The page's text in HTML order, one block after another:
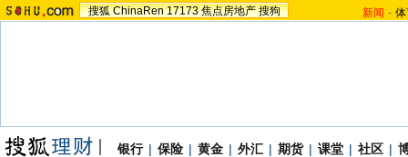
搜狐 ChinaRen 17173 焦点房地产 搜狗 新闻 -
银行 | 保险 | 黄金 | 外汇 | 期货 | 课堂 | 社区 |